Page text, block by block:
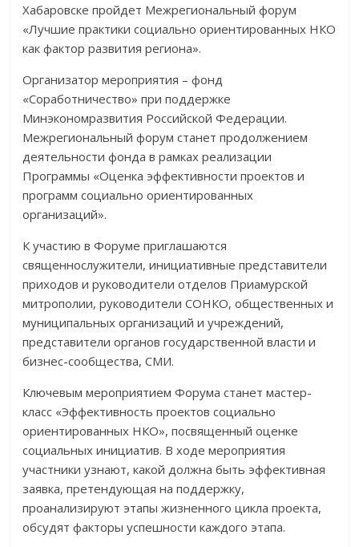
Хабаровске пройдет Межрегиональный форум
«Лучшие практики социально ориентированных НКО
как фактор развития региона».
Организатор мероприятия – фонд
«Соработничество» при поддержке
Минэкономразвития Российской Федерации.
Межрегиональный форум станет продолжением
деятельности фонда в рамках реализации
Программы «Оценка эффективности проектов и
программ социально ориентированных
организаций».
К участию в Форуме приглашаются
священнослужители, инициативные представители
приходов и руководители отделов Приамурской
митрополии, руководители СОНКО, общественных и
муниципальных организаций и учреждений,
представители органов государственной власти и
бизнес-сообщества, СМИ.
Ключевым мероприятием Форума станет мастер-
класс «Эффективность проектов социально
ориентированных НКО», посвященный оценке
социальных инициатив. В ходе мероприятия
участники узнают, какой должна быть эффективная
заявка, претендующая на поддержку,
проанализируют этапы жизненного цикла проекта,
обсудят факторы успешности каждого этапа.